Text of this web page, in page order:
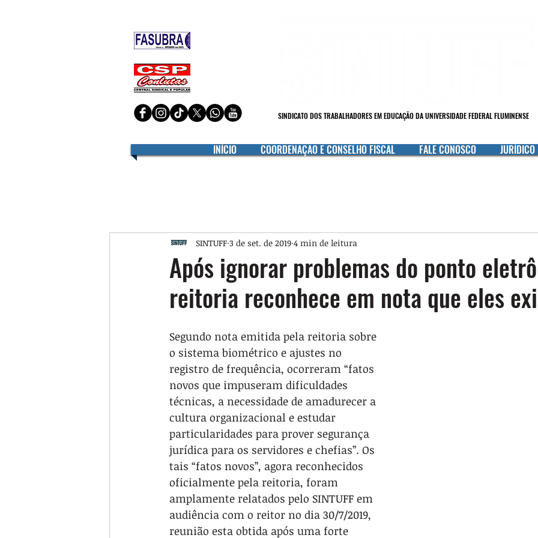
SINDICATO DOS TRABALHADORES EM EDUCAÇÃO DA UNIVERSIDADE FEDERAL FLUMINENSE
INÍCIO COORDENAÇÃO E CONSELHO FISCAL FALE CONOSCO JURÍDICO
Após ignorar problemas do ponto
reitoria reconhece em nota que eles
SINTUFF 3 de set. de 2019 4 min de leitura
Segundo nota emitida pela reitoria sobre
o sistema biométrico e ajustes no
registro de frequência, ocorreram “fatos
novos que impuseram dificuldades
técnicas, a necessidade de amadurecer a
cultura organizacional e estudar
particularidades para prover segurança
jurídica para os servidores e chefias”. Os
tais “fatos novos”, agora reconhecidos
oficialmente pela reitoria, foram
amplamente relatados pelo SINTUFF em
audiência com o reitor no dia 30/7/2019,
reunião esta obtida após uma forte